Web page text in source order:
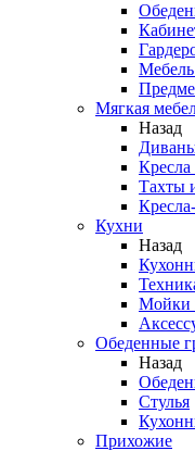
Мебель
Мягкая
Назад
Тахты
Кухни
Назад
Мойки
Обеденные
Назад
Стулья
Прихожие